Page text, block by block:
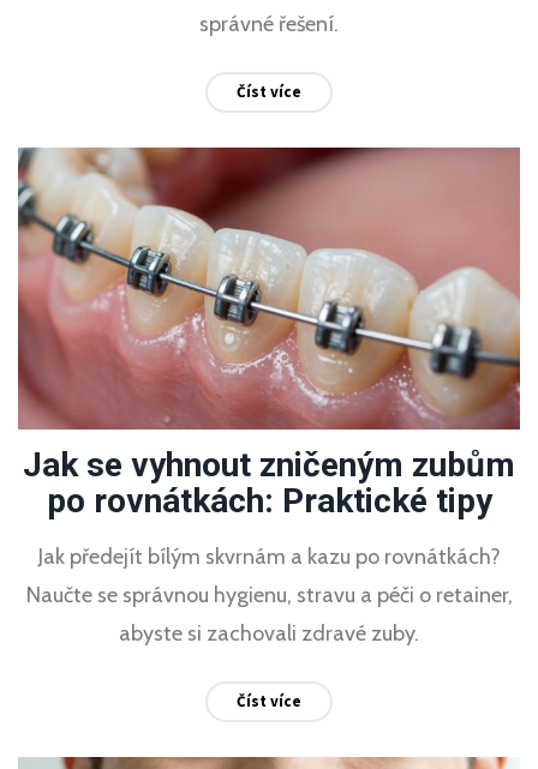
správné řešení.
Číst více
Jak se vyhnout zničeným zubům
po rovnátkách: Praktické tipy
Jak předejít bílým skvrnám a kazu po rovnátkách?
Naučte se správnou hygienu, stravu a péči o retainer,
abyste si zachovali zdravé zuby.
Číst více